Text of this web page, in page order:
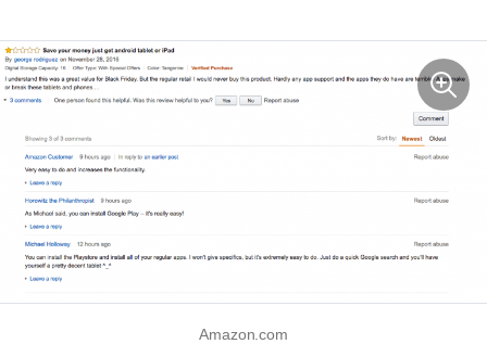
Amazon.com